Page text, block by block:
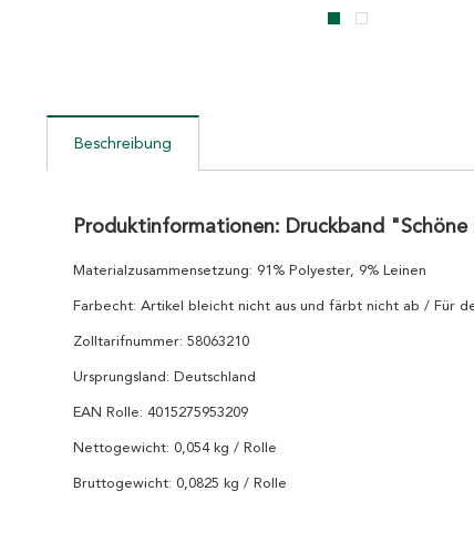
Beschreibung
Produktinformationen: Druckband "Schöne
Materialzusammensetzung: 91% Polyester, 9% Leinen
Farbecht: Artikel bleicht nicht aus und färbt nicht ab / Für
Zolltarifnummer: 58063210
Ursprungsland: Deutschland
EAN Rolle: 4015275953209
Nettogewicht: 0,054 kg / Rolle
Bruttogewicht: 0,0825 kg / Rolle